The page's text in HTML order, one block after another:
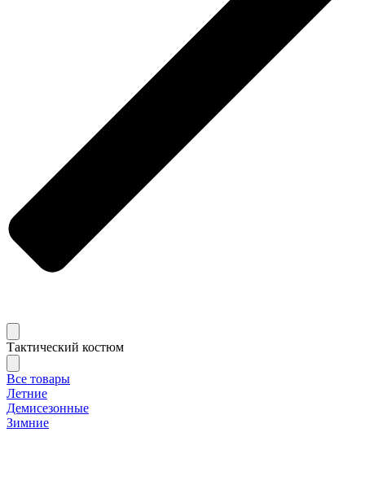
Тактический костюм
Все товары
Летние
Демисезонные
Зимние